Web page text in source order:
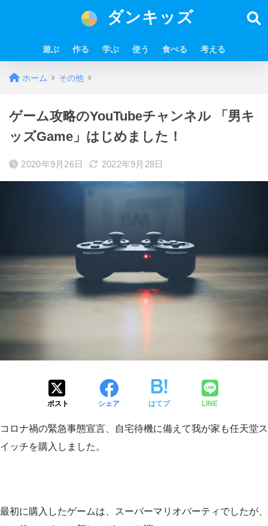
ダンキッズ
遊ぶ 作る 学ぶ 使う 食べる 考える
ホーム その他
ゲーム攻略のYouTubeチャンネル 「男キ
ッズGame」はじめました！
2020年9月26日 2022年9月28日
ポスト シェア はてブ LINE
コロナ禍の緊急事態宣言、自宅待機に備えて我が家も任天堂ス
イッチを購入しました。
最初に購入したゲームは、スーパーマリオパーティでしたが、